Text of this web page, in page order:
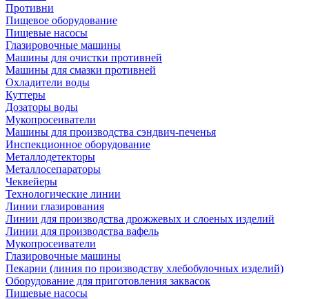
Противни
Пищевое оборудование
Пищевые насосы
Глазировочные машины
Машины для очистки противней
Машины для смазки противней
Охладители воды
Куттеры
Дозаторы воды
Мукопросеиватели
Машины для производства сэндвич-печенья
Инспекционное оборудование
Металлодетекторы
Металлосепараторы
Чеквейеры
Технологические линии
Линии глазирования
Линии для производства дрожжевых и слоеных изделий
Линии для производства вафель
Мукопросеиватели
Глазировочные машины
Пекарни (линия по производству хлебобулочных изделий)
Оборудование для приготовления заквасок
Пищевые насосы